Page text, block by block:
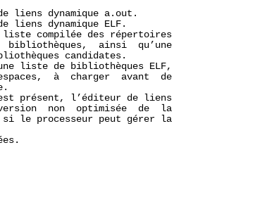
liens dynamique a.out.
liens dynamique ELF.
compilée des répertoires
bibliothèques,  ainsi  qu’une
candidates.
liste de bibliothèques ELF,
à  charger  avant  de
présent, l’éditeur de liens
non  optimisée  de  la
le processeur peut gérer la